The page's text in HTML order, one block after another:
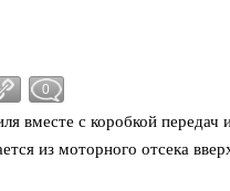
0
вместе с коробкой
из моторного отсека